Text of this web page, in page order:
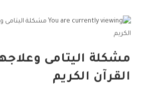
مشكلة اليتامى
القرآن الكريم